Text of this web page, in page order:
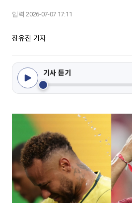
입력 2026-07-07 17:11
장유진 기자
기사 듣기